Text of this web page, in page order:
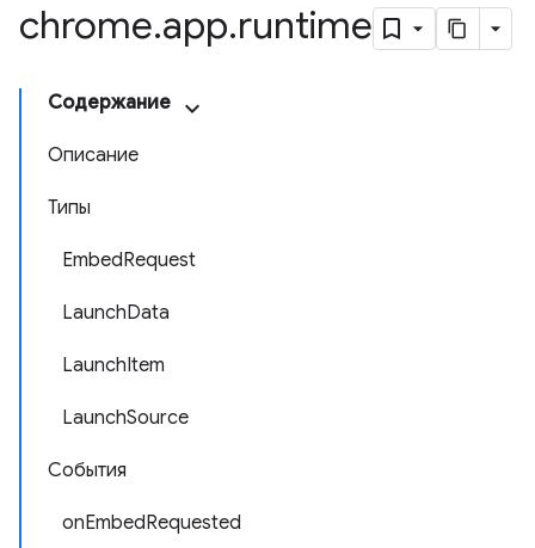
chrome.app.runtime
Содержание
Описание
Типы
EmbedRequest
LaunchData
LaunchItem
LaunchSource
События
onEmbedRequested